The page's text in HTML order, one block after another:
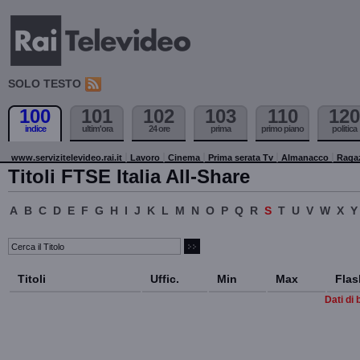
SOLO TESTO
100
indice
101
ultim'ora
102
24 ore
103
prima
110
primo piano
120
politica
www.servizitelevideo.rai.it Lavoro Cinema Prima serata Tv Almanacco
Titoli FTSE Italia All-Share
A B C D E F G H I J K L M N O P Q R S T U V W X Y
Titoli Uffic. Min Max
Dati di